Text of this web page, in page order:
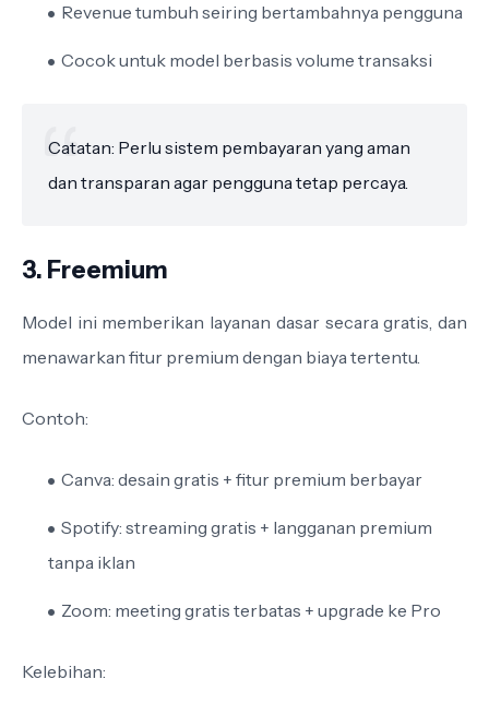
Revenue tumbuh seiring bertambahnya pengguna
Cocok untuk model berbasis volume transaksi
Catatan: Perlu sistem pembayaran yang aman
dan transparan agar pengguna tetap percaya.
3. Freemium
Model ini memberikan layanan dasar secara gratis, dan
menawarkan fitur premium dengan biaya tertentu.
Contoh:
Canva: desain gratis + fitur premium berbayar
Spotify: streaming gratis + langganan premium
tanpa iklan
Zoom: meeting gratis terbatas + upgrade ke Pro
Kelebihan: